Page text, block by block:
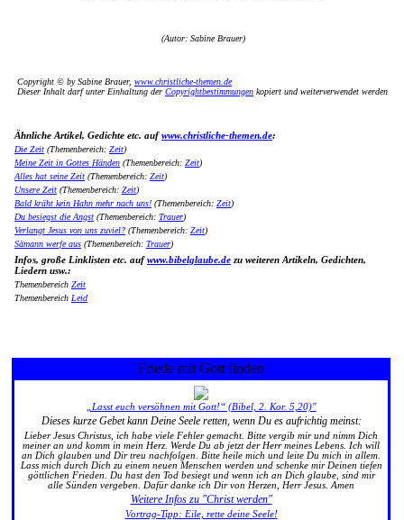
(Autor: Sabine Brauer)
Copyright © by Sabine Brauer, www.christliche-themen.de
Dieser Inhalt darf unter Einhaltung der Copyrightbestimmungen kopiert und weiterverwendet werden
Ähnliche Artikel, Gedichte etc. aufwww.christliche-themen.de:
Die Zeit (Themenbereich: Zeit)
Meine Zeit in Gottes Händen (Themenbereich: Zeit)
Alles hat seine Zeit (Themenbereich: Zeit)
Unsere Zeit (Themenbereich: Zeit)
Bald kräht kein Hahn mehr nach uns! (Themenbereich: Zeit)
Du besiegst die Angst (Themenbereich: Trauer)
Verlangt Jesus von uns zuviel? (Themenbereich: Zeit)
Sämann werfe aus (Themenbereich: Trauer)
Infos, große Linklisten etc. aufwww.bibelglaube.de zu weiteren Artikeln, Gedichten,
Liedern usw.:
Themenbereich Zeit
Themenbereich Leid
Friede mit Gott finden
„Lasst euch versöhnen mit Gott!“ (Bibel, 2. Kor. 5,20)"
Dieses kurze Gebet kann Deine Seele retten, wenn Du es aufrichtig meinst:
Lieber Jesus Christus, ich habe viele Fehler gemacht. Bitte vergib mir und nimm Dich
meiner an und komm in mein Herz. Werde Du ab jetzt der Herr meines Lebens. Ich will
an Dich glauben und Dir treu nachfolgen. Bitte heile mich und leite Du mich in allem.
Lass mich durch Dich zu einem neuen Menschen werden und schenke mir Deinen tiefen
göttlichen Frieden. Du hast den Tod besiegt und wenn ich an Dich glaube, sind mir
alle Sünden vergeben. Dafür danke ich Dir von Herzen, Herr Jesus. Amen
Weitere Infos zu "Christ werden"
Vortrag-Tipp: Eile, rette deine Seele!